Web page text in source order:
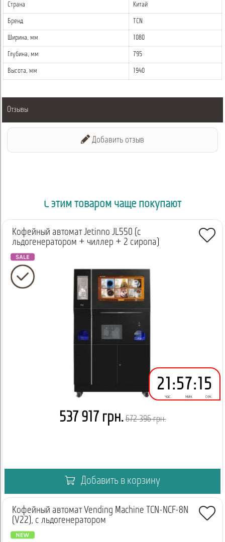
- Надписи на русском языке
- Цвет автомата — черный
- Колеса для перемещения
Страна Китай
Бренд TCN
Ширина, мм 1080
Глубина, мм 795
Высота, мм 1940
Отзывы
Добавить отзыв
С этим товаром чаще покупают
Кофейный автомат Jetinno JL550 (с
льдогенератором + чиллер + 2 сиропа)
21
час.
:57
мин.
: 14
сек.
537 917 грн. 672 396 грн.
Добавить в корзину
Кофейный автомат Vending Machine TCN-NCF-8N
(V22), с льдогенератором